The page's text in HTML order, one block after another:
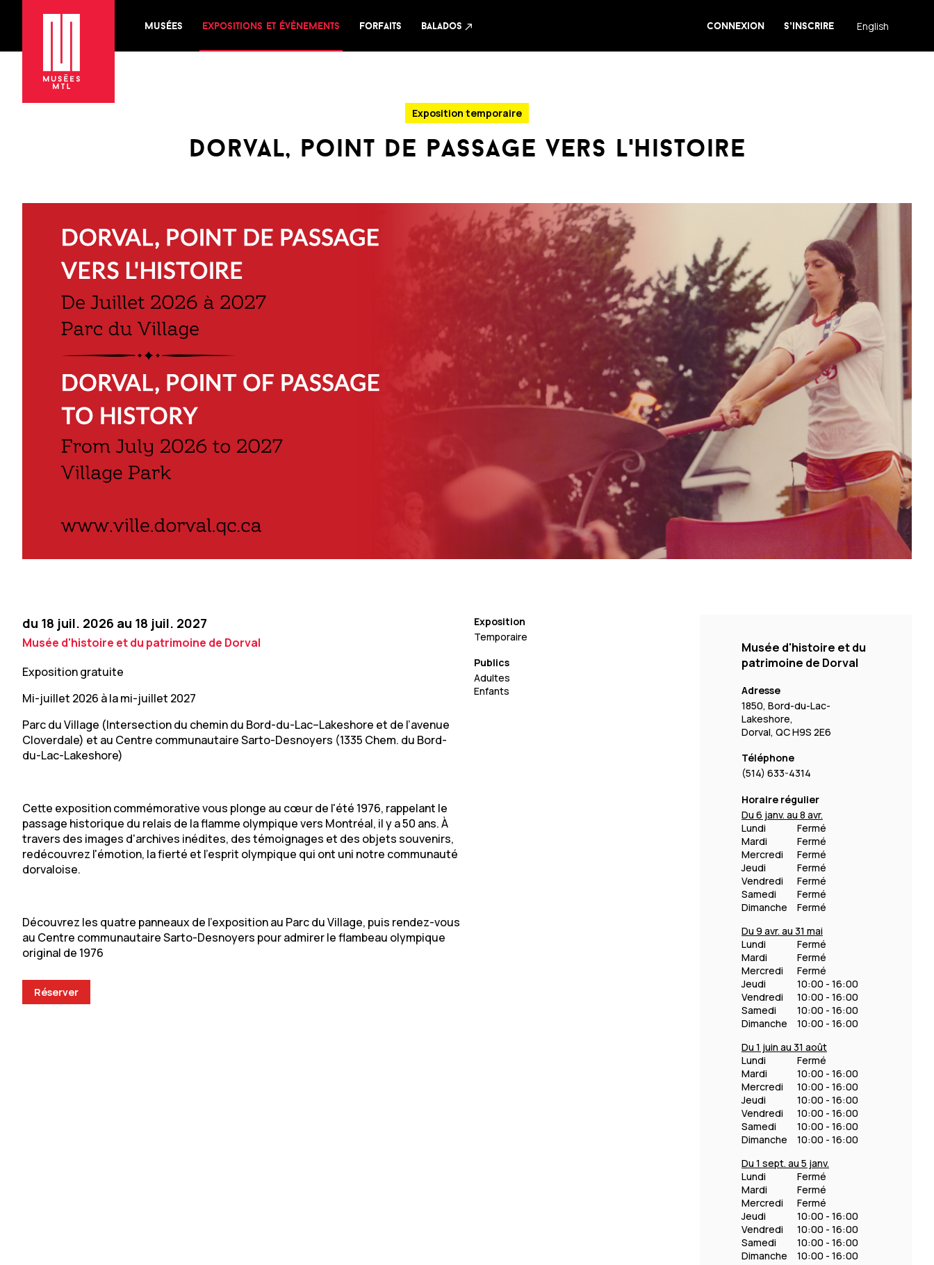
musées expositions et évènements forfaits balados north_east connexion s’inscrire English
Exposition temporaire
dorval, point de passage vers l'histoire
du 18 juil. 2026 au 18 juil. 2027
Musée d'histoire et du patrimoine de Dorval
Exposition gratuite
Mi-juillet 2026 à la mi-juillet 2027
Parc du Village (Intersection du chemin du Bord-du-Lac–Lakeshore et de l’avenue
Cloverdale) et au Centre communautaire Sarto-Desnoyers (1335 Chem. du Bord-
du-Lac-Lakeshore)
Cette exposition commémorative vous plonge au cœur de l'été 1976, rappelant le
passage historique du relais de la flamme olympique vers Montréal, il y a 50 ans. À
travers des images d'archives inédites, des témoignages et des objets souvenirs,
redécouvrez l'émotion, la fierté et l'esprit olympique qui ont uni notre communauté
dorvaloise.
Découvrez les quatre panneaux de l'exposition au Parc du Village, puis rendez-vous
au Centre communautaire Sarto-Desnoyers pour admirer le flambeau olympique
original de 1976
Réserver
Exposition
Temporaire
Publics
Adultes
Enfants
Musée d'histoire et du
patrimoine de Dorval
Adresse
1850, Bord-du-Lac-
Lakeshore,
Dorval, QC H9S 2E6
Téléphone
(514) 633-4314
Horaire régulier
Du 6 janv. au 8 avr.
Lundi
Fermé
Mardi
Fermé
Mercredi
Fermé
Jeudi
Fermé
Vendredi
Fermé
Samedi
Fermé
Dimanche
Fermé
Du 9 avr. au 31 mai
Lundi
Fermé
Mardi
Fermé
Mercredi
Fermé
Jeudi
10:00 - 16:00
Vendredi
10:00 - 16:00
Samedi
10:00 - 16:00
Dimanche
10:00 - 16:00
Du 1 juin au 31 août
Lundi
Fermé
Mardi
10:00 - 16:00
Mercredi
10:00 - 16:00
Jeudi
10:00 - 16:00
Vendredi
10:00 - 16:00
Samedi
10:00 - 16:00
Dimanche
10:00 - 16:00
Du 1 sept. au 5 janv.
Lundi
Fermé
Mardi
Fermé
Mercredi
Fermé
Jeudi
10:00 - 16:00
Vendredi
10:00 - 16:00
Samedi
10:00 - 16:00
Dimanche
10:00 - 16:00